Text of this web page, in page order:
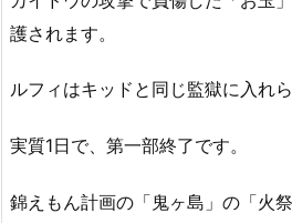
護されます。
ルフィはキッドと同じ監獄に入れ
実質1日で、第一部終了です。
錦えもん計画の「鬼ヶ島」の「火